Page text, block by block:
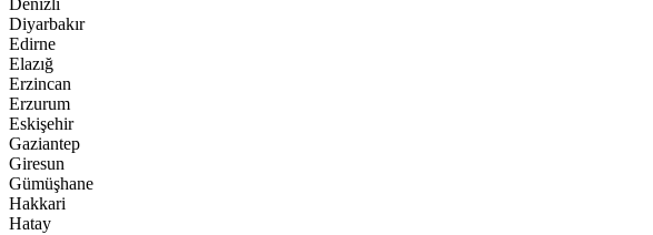
Denizli
Diyarbakır
Edirne
Elazığ
Erzincan
Erzurum
Eskişehir
Gaziantep
Giresun
Gümüşhane
Hakkari
Hatay